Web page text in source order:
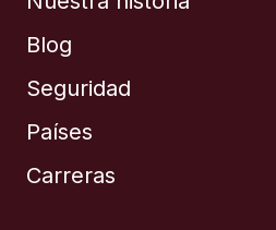
Blog
Seguridad
Países
Carreras